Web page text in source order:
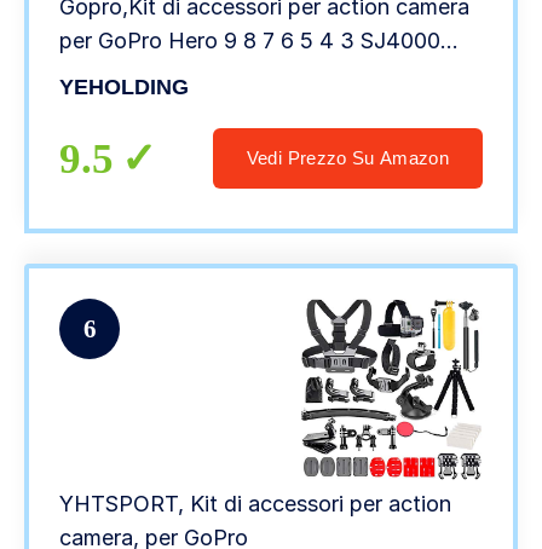
Gopro,Kit di accessori per action camera
per GoPro Hero 9 8 7 6 5 4 3 SJ4000
DBPOWER e altre fotocamere per lo
YEHOLDING
9.5 Vedi Prezzo Su Amazon
6
YHTSPORT, Kit di accessori per action
camera, per GoPro